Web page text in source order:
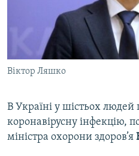
ВІДЕОУРОКИ «ELIFBE»
СВІДЧЕННЯ ОКУПАЦІЇ
УКРАЇНСЬКА ПРОБЛЕМА КРИМУ
ІНФОГРАФІКА
Qırımtatar
ДОЛУЧАЙСЯ!
Усі сайти RFE/RL
Віктор Ляшко
В Україні у шістьох
коронавірусну інфекцію,
міністра охорони здоров’я